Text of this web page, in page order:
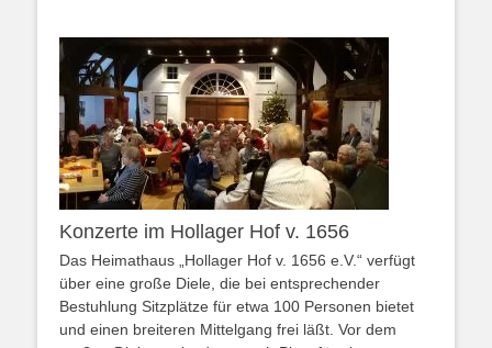
Konzerte im Hollager Hof v. 1656
Das Heimathaus „Hollager Hof v. 1656 e.V.“ verfügt
über eine große Diele, die bei entsprechender
Bestuhlung Sitzplätze für etwa 100 Personen bietet
und einen breiteren Mittelgang frei läßt. Vor dem